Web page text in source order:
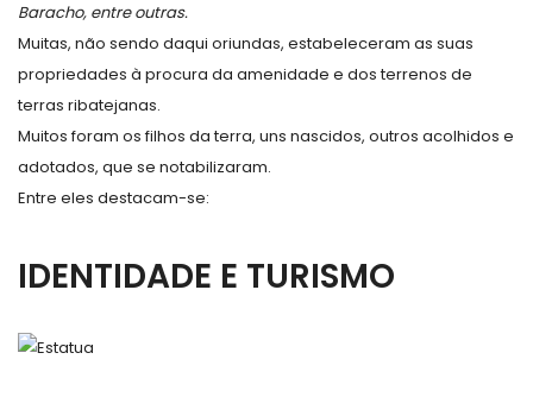
Baracho, entre outras.
Muitas, não sendo daqui oriundas, estabeleceram as suas
propriedades à procura da amenidade e dos terrenos de
terras ribatejanas.
Muitos foram os filhos da terra, uns nascidos, outros acolhidos e
adotados, que se notabilizaram.
Entre eles destacam-se:
IDENTIDADE E TURISMO